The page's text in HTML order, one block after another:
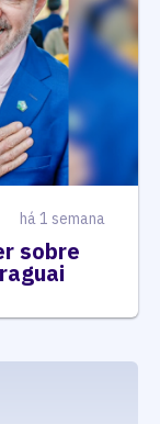
há 1 semana
sobre